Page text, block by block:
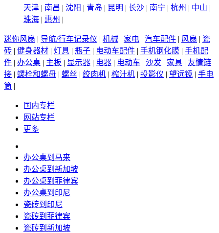
天津 | 南昌 | 沈阳 | 青岛 | 昆明 | 长沙 | 南宁 | 杭州 | 中山 |
珠海 | 惠州 |
迷你风扇 | 导航/行车记录仪 | 机械 | 家电 | 汽车配件 | 风扇 | 瓷
砖 | 健身器材 | 灯具 | 瓶子 | 电动车配件 | 手机钢化膜 | 手机配
件 | 办公桌 | 主板 | 显示器 | 电器 | 电动车 | 沙发 | 家具 | 友情链
接 | 螺栓和螺母 | 螺丝 | 绞肉机 | 榨汁机 | 投影仪 | 望远镜 | 手电
筒 |
国内专栏
网站专栏
更多
办公桌到马来
办公桌到新加坡
办公桌到菲律宾
办公桌到印尼
瓷砖到印尼
瓷砖到菲律宾
瓷砖到新加坡